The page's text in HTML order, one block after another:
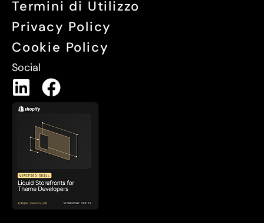
Termini di Utilizzo
Privacy Policy
Cookie Policy
Social